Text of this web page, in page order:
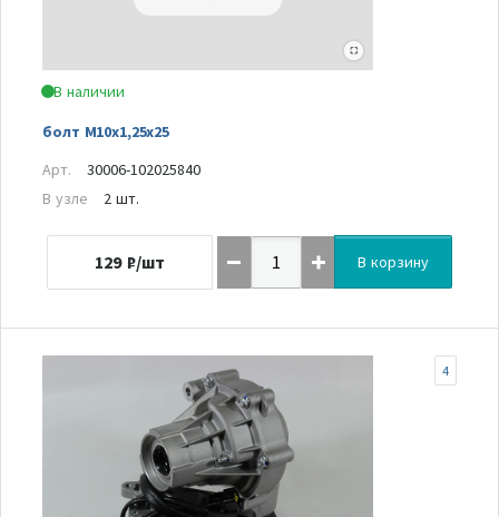
В наличии
болт М10х1,25х25
Арт.
30006-102025840
В узле
2 шт.
129 ₽/шт В корзину
4